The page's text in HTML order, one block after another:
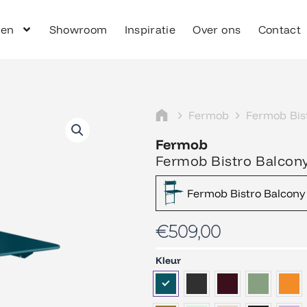
Showroom Inspiratie Over ons Contact
Fermob Fermob
Fermob
Fermob Bistro
Fermob Bistro
€509,00
Kleur
Fermob
Bistro
Balcony
aantal